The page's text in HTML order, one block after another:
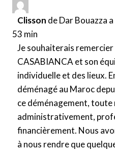
Clisson deDar Bouazza
53 min
Je souhaiterais
CASABIANCA et son
individuelle et des lieux.
déménagé au Maroc
ce déménagement,
administrativement,
financièrement. Nous
à nous rendre que